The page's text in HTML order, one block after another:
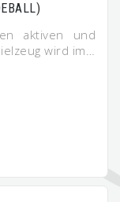
aktiven und
wird im…